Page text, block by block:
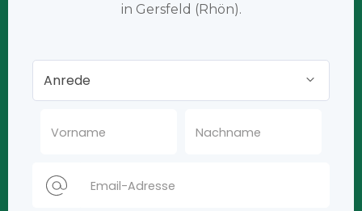
in Gersfeld (Rhön).